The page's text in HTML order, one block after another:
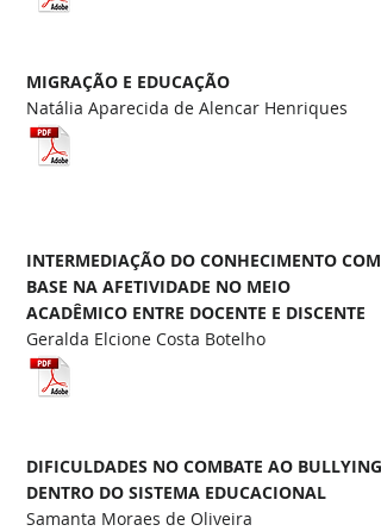
Natália Aparecida de Alencar Henriques
MIGRAÇÃO E EDUCAÇÃO
Geralda Elcione Costa Botelho
INTERMEDIAÇÃO DO CONHECIMENTO COM
BASE NA AFETIVIDADE NO MEIO
ACADÊMICO ENTRE DOCENTE E DISCENTE
Samanta Moraes de Oliveira
DIFICULDADES NO COMBATE AO BULLYING
DENTRO DO SISTEMA EDUCACIONAL